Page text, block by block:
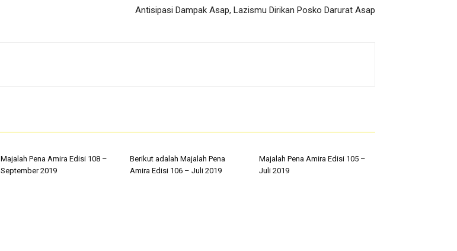
Antisipasi Dampak Asap, Lazismu Dirikan Posko Darurat Asap
Majalah Pena Amira Edisi 108 –
September 2019
Berikut adalah Majalah Pena
Amira Edisi 106 – Juli 2019
Majalah Pena Amira Edisi 105 –
Juli 2019